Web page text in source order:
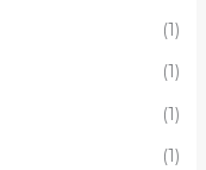
(1)
(1)
(1)
(1)